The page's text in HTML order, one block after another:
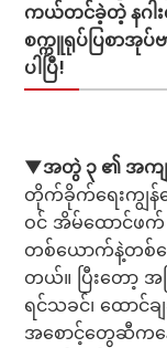
ကယ်တင်ခဲ့တဲ့ နဂါး
စက္ကူရုပ်ပြစာအုပ်ဗ
ပါပြီ!
▼အတွဲ ၃ ၏ အကျ
တိုက်ခိုက်ရေးကျွန်ဟ
ဝင် အိမ်ထောင်ဖက်
တစ်ယောက်နဲ့တစ်ယ
တယ်။ ပြီးတော့
ရင်သခင်၊ ထော
အစောင့်တွေဆီကန